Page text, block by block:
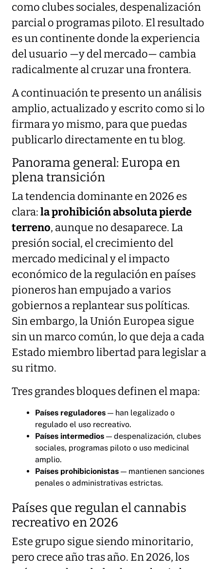
como clubes sociales, despenalización
parcial o programas piloto. El resultado
es un continente donde la experiencia
del usuario —y del mercado— cambia
radicalmente al cruzar una frontera.
A continuación te presento un análisis
amplio, actualizado y escrito como si lo
firmara yo mismo, para que puedas
publicarlo directamente en tu blog.
Panorama general: Europa en
plena transición
La tendencia dominante en 2026 es
clara:la prohibición absoluta pierde
terreno, aunque no desaparece. La
presión social, el crecimiento del
mercado medicinal y el impacto
económico de la regulación en países
pioneros han empujado a varios
gobiernos a replantear sus políticas.
Sin embargo, la Unión Europea sigue
sin un marco común, lo que deja a cada
Estado miembro libertad para legislar a
su ritmo.
Tres grandes bloques definen el mapa:
Países reguladores — han legalizado o
regulado el uso recreativo.
Países intermedios — despenalización, clubes
sociales, programas piloto o uso medicinal
amplio.
Países prohibicionistas — mantienen sanciones
penales o administrativas estrictas.
Países que regulan el cannabis
recreativo en 2026
Este grupo sigue siendo minoritario,
pero crece año tras año. En 2026, los